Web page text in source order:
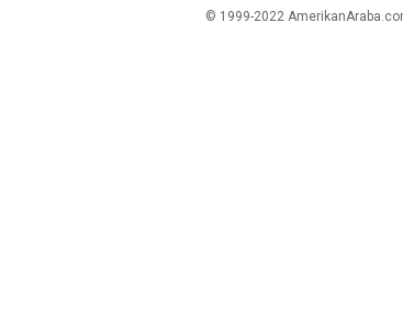
© 1999-2022